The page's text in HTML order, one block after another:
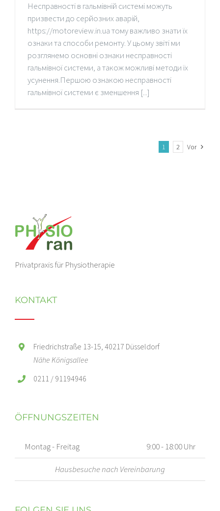
Несправності в гальмівній системі можуть
призвести до серйозних аварій,
https://motoreview.in.ua тому важливо знати їх
ознаки та способи ремонту. У цьому звіті ми
розглянемо основні ознаки несправності
гальмівної системи, а також можливі методи їх
усунення.Першою ознакою несправності
гальмівної системи є зменшення [...]
1 2 Vor
Privatpraxis für Physiotherapie
KONTAKT
Friedrichstraße 13-15, 40217 Düsseldorf
Nähe Königsallee
0211 / 91194946
ÖFFNUNGSZEITEN
Montag - Freitag 9:00 - 18:00 Uhr
Hausbesuche nach Vereinbarung